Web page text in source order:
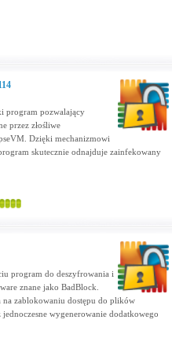
program pozwalający
przez złośliwe
Dzięki mechanizmowi
skutecznie odnajduje zainfekowany
program do deszyfrowania i
znane jako BadBlock.
na zablokowaniu dostępu do plików
wygenerowanie dodatkowego